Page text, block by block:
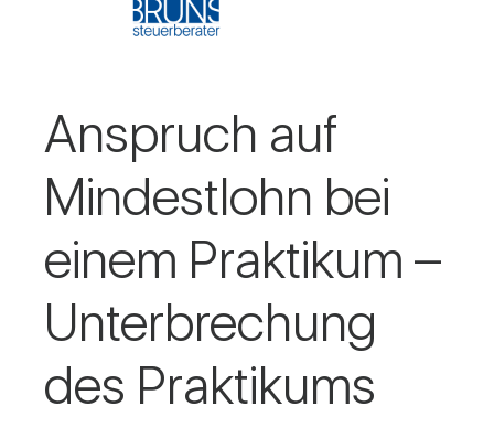
Anspruch auf
Min­dest­lohn bei
einem Prak­tikum –
Unter­bre­chung
des Prak­ti­kums